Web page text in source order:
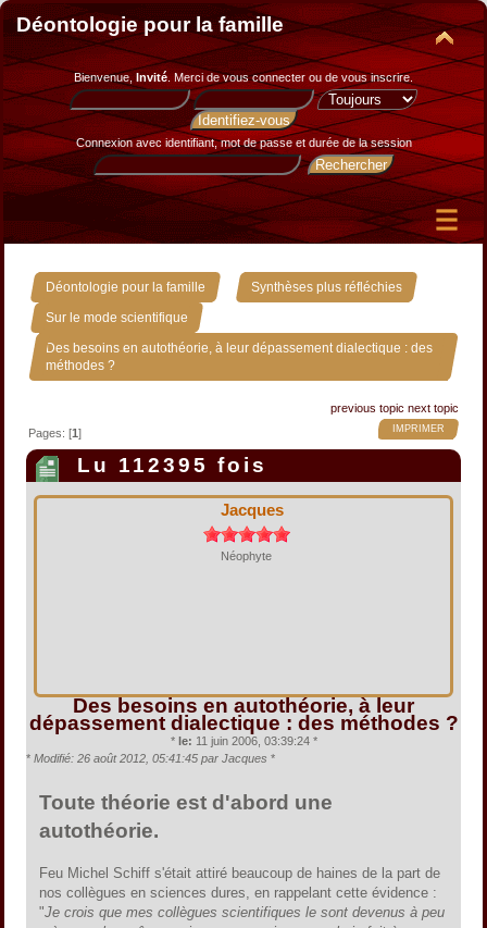
Déontologie pour la famille
Bienvenue, Invité. Merci devous connecter ou de vous inscrire.
Connexion avec identifiant, mot de passe et durée de la session
Déontologie pour la famille » Synthèses plus réfléchies »
Sur le mode scientifique »
Des besoins en autothéorie, à leur dépassement dialectique : des
méthodes ?
previous topic next topic
IMPRIMER
Pages: [1]
Lu 112395 fois
Jacques
Néophyte
Des besoins en autothéorie, à leur
dépassement dialectique : des méthodes ?
* le: 11 juin 2006, 03:39:24 *
* Modifié: 26 août 2012, 05:41:45 par Jacques *
Toute théorie est d'abord une
autothéorie.
Feu Michel Schiff s'était attiré beaucoup de haines de la part de
nos collègues en sciences dures, en rappelant cette évidence :
"Je crois que mes collègues scientifiques le sont devenus à peu